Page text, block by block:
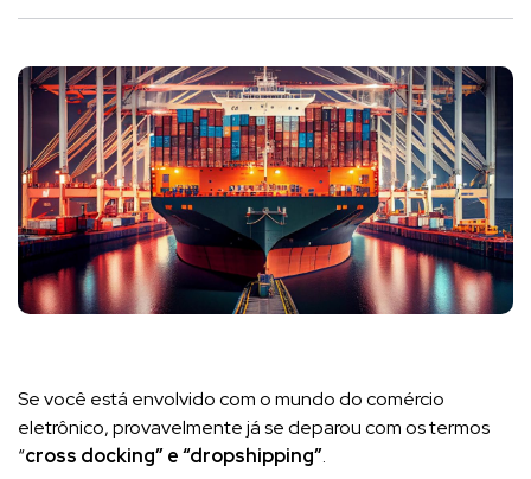
Se você está envolvido com o mundo do comércio
eletrônico, provavelmente já se deparou com os termos
“cross docking” e “dropshipping”.